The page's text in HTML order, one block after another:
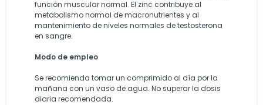
función muscular normal. El zinc contribuye al
metabolismo normal de macronutrientes y al
mantenimiento de niveles normales de testosterona
en sangre.
Modo de empleo
Se recomienda tomar un comprimido al día por la
mañana con un vaso de agua. No superar la dosis
diaria recomendada.